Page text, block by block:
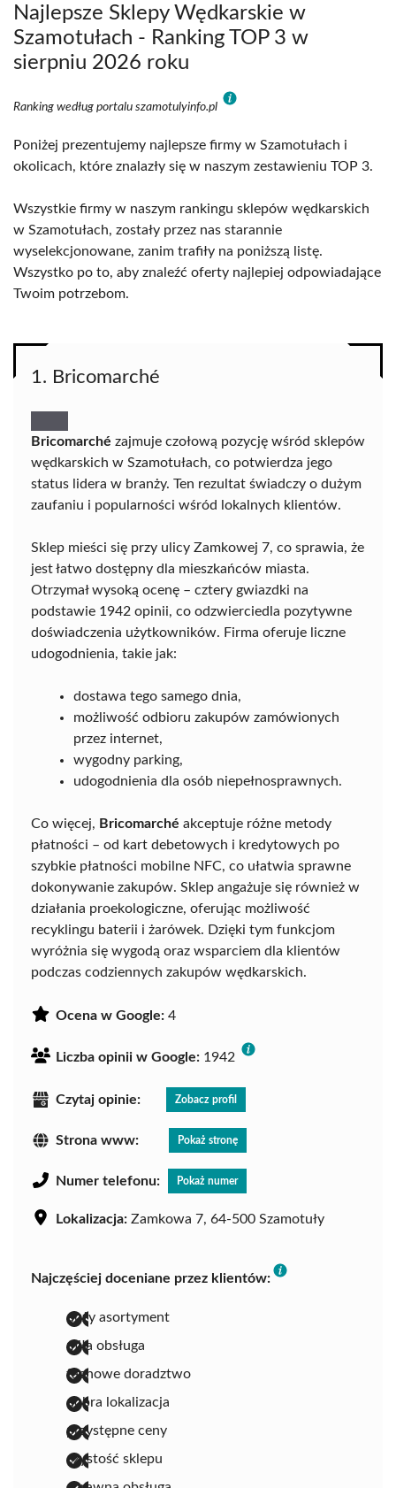
Najlepsze Sklepy Wędkarskie w
Szamotułach - Ranking TOP 3 w
sierpniu 2026 roku
Ranking według portalu szamotulyinfo.pl
Poniżej prezentujemy najlepsze firmy w Szamotułach i
okolicach, które znalazły się w naszym zestawieniu TOP 3.
Wszystkie firmy w naszym rankingu sklepów wędkarskich
w Szamotułach, zostały przez nas starannie
wyselekcjonowane, zanim trafiły na poniższą listę.
Wszystko po to, aby znaleźć oferty najlepiej odpowiadające
Twoim potrzebom.
1. Bricomarché
Bricomarché zajmuje czołową pozycję wśród sklepów
wędkarskich w Szamotułach, co potwierdza jego
status lidera w branży. Ten rezultat świadczy o dużym
zaufaniu i popularności wśród lokalnych klientów.
Sklep mieści się przy ulicy Zamkowej 7, co sprawia, że
jest łatwo dostępny dla mieszkańców miasta.
Otrzymał wysoką ocenę – cztery gwiazdki na
podstawie 1942 opinii, co odzwierciedla pozytywne
doświadczenia użytkowników. Firma oferuje liczne
udogodnienia, takie jak:
dostawa tego samego dnia,
możliwość odbioru zakupów zamówionych
przez internet,
wygodny parking,
udogodnienia dla osób niepełnosprawnych.
Co więcej, Bricomarché akceptuje różne metody
płatności – od kart debetowych i kredytowych po
szybkie płatności mobilne NFC, co ułatwia sprawne
dokonywanie zakupów. Sklep angażuje się również w
działania proekologiczne, oferując możliwość
recyklingu baterii i żarówek. Dzięki tym funkcjom
wyróżnia się wygodą oraz wsparciem dla klientów
podczas codziennych zakupów wędkarskich.
Ocena w Google: 4
Liczba opinii w Google: 1942
Czytaj opinie: Zobacz profil
Strona www: Pokaż stronę
Numer telefonu: Pokaż numer
Lokalizacja: Zamkowa 7, 64-500 Szamotuły
Najczęściej doceniane przez klientów:
duży asortyment
miła obsługa
fachowe doradztwo
dobra lokalizacja
przystępne ceny
czystość sklepu